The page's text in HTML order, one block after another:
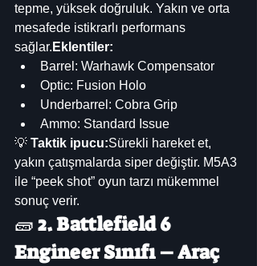
tepme, yüksek doğruluk. Yakın ve orta
mesafede istikrarlı performans
sağlar. Eklentiler:
Barrel: Warhawk Compensator
Optic: Fusion Holo
Underbarrel: Cobra Grip
Ammo: Standard Issue
💡 Taktik ipucu:Sürekli hareket et,
yakın çatışmalarda siper değiştir. M5A3
ile “peek shot” oyun tarzı mükemmel
sonuç verir.
🧱 2. Battlefield 6
Engineer Sınıfı – Araç